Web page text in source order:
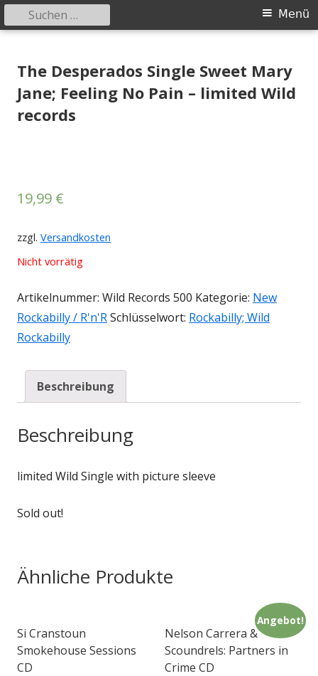
zum
Primäres
Menü
Suchen
nach:
The Desperados Single Sweet Mary
Jane; Feeling No Pain – limited Wild
records
19,99 €
zzgl. Versandkosten
Nicht vorrätig
Artikelnummer: Wild Records 500 Kategorie: New
Rockabilly / R'n'RSchlüsselwort: Rockabilly; Wild
Rockabilly
Beschreibung
Beschreibung
limited Wild Single with picture sleeve
Sold out!
Ähnliche Produkte
Si Cranstoun
Smokehouse Sessions
CD
Angebot!
Nelson Carrera &
Scoundrels: Partners in
Crime CD